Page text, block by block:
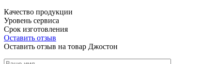
Качество продукции
Уровень сервиса
Срок изготовления
Оставить отзыв
Оставить отзыв на товар Джостон